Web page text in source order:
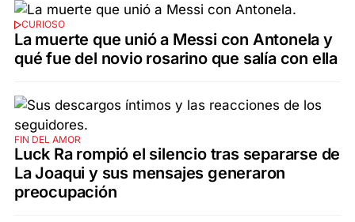
CURIOSO
La muerte que unió a Messi con Antonela y
qué fue del novio rosarino que salía con ella
FIN DEL AMOR
Luck Ra rompió el silencio tras separarse de
La Joaqui y sus mensajes generaron
preocupación